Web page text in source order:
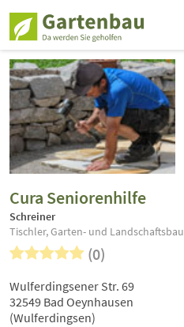
Cura Seniorenhilfe
Schreiner
Tischler, Garten- und Landschaftsbau
(0)
Wulferdingsener Str. 69
32549 Bad Oeynhausen
(Wulferdingsen)